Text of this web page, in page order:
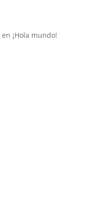
en ¡Hola mundo!